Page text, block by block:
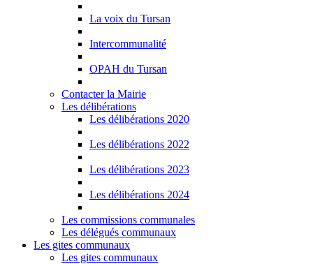
La voix du Tursan
Intercommunalité
OPAH du Tursan
Contacter la Mairie
Les délibérations
Les délibérations 2020
Les délibérations 2022
Les délibérations 2023
Les délibérations 2024
Les commissions communales
Les délégués communaux
Les gites communaux
Les gites communaux